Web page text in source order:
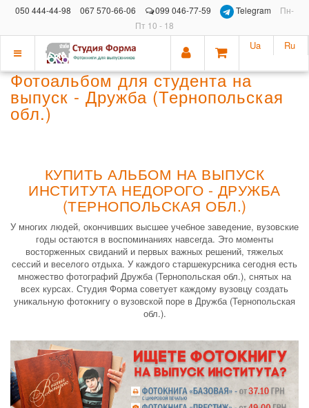
050 444-44-98 067 570-66-06 099 046-77-59 Telegram
Пн-
Пт 10 - 18
Показать
меню
Ua Ru
Фотоальбом для студента на
выпуск - Дружба (Тернопольская
обл.)
КУПИТЬ АЛЬБОМ НА ВЫПУСК
ИНСТИТУТА НЕДОРОГО - ДРУЖБА
(ТЕРНОПОЛЬСКАЯ ОБЛ.)
У многих людей, окончивших высшее учебное заведение, вузовские
годы остаются в воспоминаниях навсегда. Это моменты
восторженных свиданий и первых важных решений, тяжелых
сессий и веселого отдыха. У каждого старшекурсника сегодня есть
множество фотографий Дружба (Тернопольская обл.), снятых на
всех курсах. Студия Форма советует каждому вузовцу создать
уникальную фотокнигу о вузовской поре в Дружба (Тернопольская
обл.).